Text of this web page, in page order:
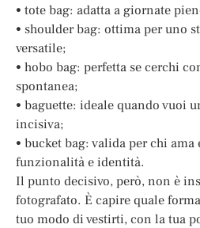
• tote bag: adatta a giornate
• shoulder bag: ottima per uno
versatile;
• hobo bag: perfetta se cerchi
spontanea;
• baguette: ideale quando vuoi
incisiva;
• bucket bag: valida per chi
funzionalità e identità.
Il punto decisivo, però, non è
fotografato. È capire quale
tuo modo di vestirti, con la tua